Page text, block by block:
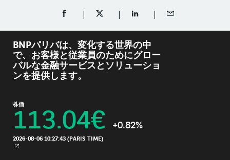
FACEBOOKでシェア（新規ウィンドウを開く）
TWITTERでシェア（新規ウィンドウを開
LINKEDINでシェア（新規ウ
メールでシェア
BNPパリバは、変化する世界の中
で、お客様と従業員のためにグロー
バルな金融サービスとソリューショ
ンを提供します。
株価
113.04€ +0.82%
2026-08-06 10:27:43 (PARIS TIME)
新規ウィンドウ